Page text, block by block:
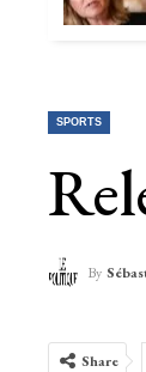
SPORTS
By
Share